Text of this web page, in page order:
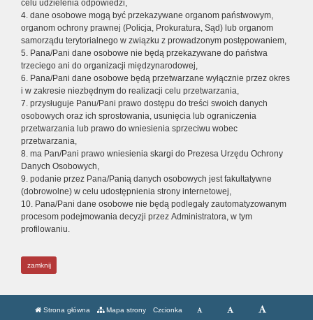
celu udzielenia odpowiedzi,
4. dane osobowe mogą być przekazywane organom państwowym,
organom ochrony prawnej (Policja, Prokuratura, Sąd) lub organom
samorządu terytorialnego w związku z prowadzonym postępowaniem,
5. Pana/Pani dane osobowe nie będą przekazywane do państwa
trzeciego ani do organizacji międzynarodowej,
6. Pana/Pani dane osobowe będą przetwarzane wyłącznie przez okres
i w zakresie niezbędnym do realizacji celu przetwarzania,
7. przysługuje Panu/Pani prawo dostępu do treści swoich danych
osobowych oraz ich sprostowania, usunięcia lub ograniczenia
przetwarzania lub prawo do wniesienia sprzeciwu wobec
przetwarzania,
8. ma Pan/Pani prawo wniesienia skargi do Prezesa Urzędu Ochrony
Danych Osobowych,
9. podanie przez Pana/Panią danych osobowych jest fakultatywne
(dobrowolne) w celu udostępnienia strony internetowej,
10. Pana/Pani dane osobowe nie będą podlegały zautomatyzowanym
procesom podejmowania decyzji przez Administratora, w tym
profilowaniu.
zamknij
Strona główna Mapa strony Czcionka